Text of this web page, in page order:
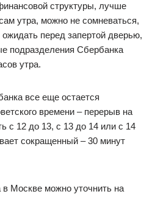
структуры, лучше
утра, можно не сомневаться,
перед запертой дверью,
подразделения Сбербанка
утра.
все еще остается
времени – перерыв на
с 12 до 13, с 13 до 14 или с 14
сокращенный – 30 минут
Москве можно уточнить на